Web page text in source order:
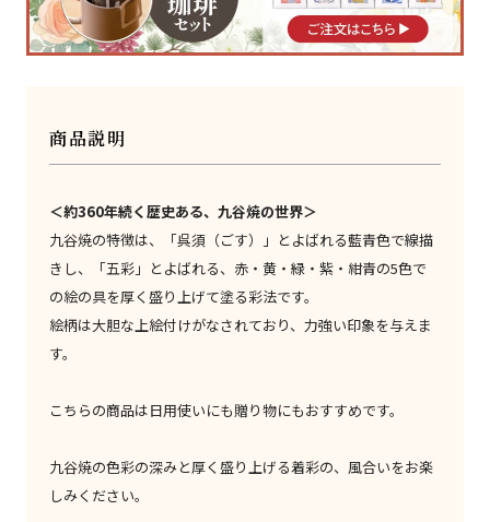
商品説明
＜約360年続く歴史ある、九谷焼の世界＞
九谷焼の特徴は、「呉須（ごす）」とよばれる藍青色で線描
きし、「五彩」とよばれる、赤・黄・緑・紫・紺青の5色で
の絵の具を厚く盛り上げて塗る彩法です。
絵柄は大胆な上絵付けがなされており、力強い印象を与えま
す。
こちらの商品は日用使いにも贈り物にもおすすめです。
九谷焼の色彩の深みと厚く盛り上げる着彩の、風合いをお楽
しみください。